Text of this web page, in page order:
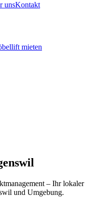
unsKontakt
mieten
– Ihr lokaler
und Umgebung.